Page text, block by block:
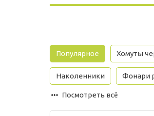
Популярное Хомуты
Наколенники Фонари
Посмотреть всё